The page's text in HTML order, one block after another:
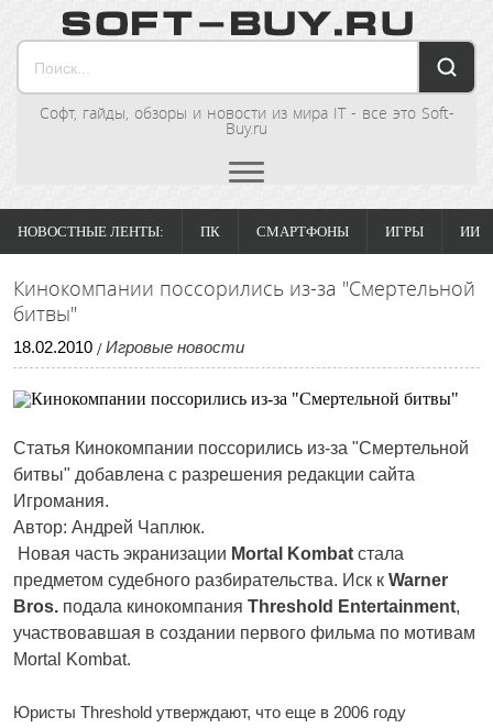
Софт, гайды, обзоры и новости из мира IT - все это Soft-
Buy.ru
НОВОСТНЫЕ ЛЕНТЫ: ПК СМАРТФОНЫ ИГРЫ ИИ
Кинокомпании поссорились из-за "Смертельной
битвы"
18.02.2010 / Игровые новости
Статья Кинокомпании поссорились из-за "Смертельной
битвы" добавлена с разрешения редакции сайта
Игромания.
Автор: Андрей Чаплюк.
Новая часть экранизации Mortal Kombat стала
предметом судебного разбирательства. Иск к Warner
Bros. подала кинокомпания Threshold Entertainment,
участвовавшая в создании первого фильма по мотивам
Mortal Kombat.
Юристы Threshold утверждают, что еще в 2006 году